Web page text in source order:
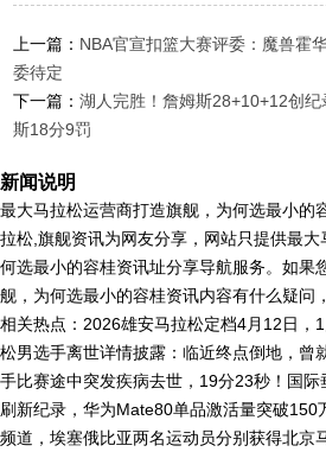
上一篇： NBA官宣扣篮大赛评委：魔兽霍
委待定
下一篇：湖人完胜！詹姆斯28+10+12创
斯18分9罚
新闻说明
最大马拉松运营商打造旗舰，为何选最小的
拉松,旗舰资讯为网友分享，网站只提供最
何选最小的容桂资讯址分享导航服务。如果
舰，为何选最小的容桂资讯内容有什么疑问
相关热点：2026雄安马拉松定档4月12日，
松男选手离世详情披露：临近终点倒地，曾
手比赛途中突发疾病去世，19分23秒！国
刷新纪录，华为Mate80单品激活量突破150
频道，埃塞俄比亚两名运动员分别获得北京